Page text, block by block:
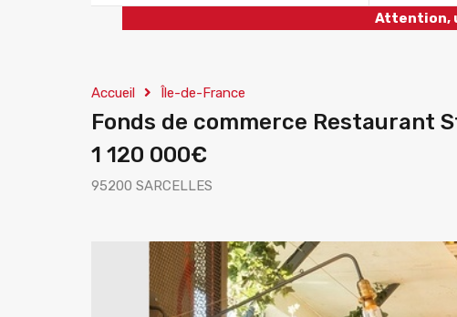
Attention,
Accueil Île-de-France
Fonds de commerce Restaurant
1 120 000€
95200 SARCELLES